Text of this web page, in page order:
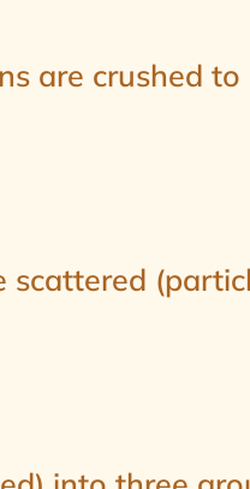
are crushed to
scattered